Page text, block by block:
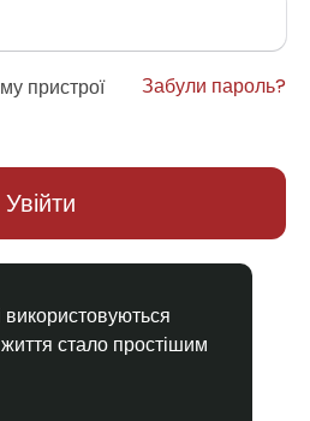
стало простішим
пристрої Забули пароль?
Увійти
запису?Реєстрація